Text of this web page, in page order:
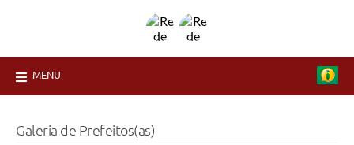
MENU
Galeria de Prefeitos(as)